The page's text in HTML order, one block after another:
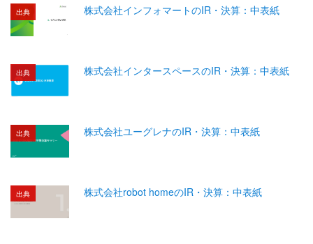
出典 株式会社インフォマートのIR・決算：中表紙
出典 株式会社インタースペースのIR・決算：中表紙
出典 株式会社ユーグレナのIR・決算：中表紙
出典 株式会社robot homeのIR・決算：中表紙